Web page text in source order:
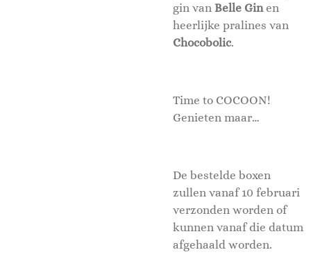
gin van Belle Ginen
heerlijke pralines van
Chocobolic.
Time to COCOON!
Genieten maar…
De bestelde boxen
zullen vanaf 10 februari
verzonden worden of
kunnen vanaf die datum
afgehaald worden.